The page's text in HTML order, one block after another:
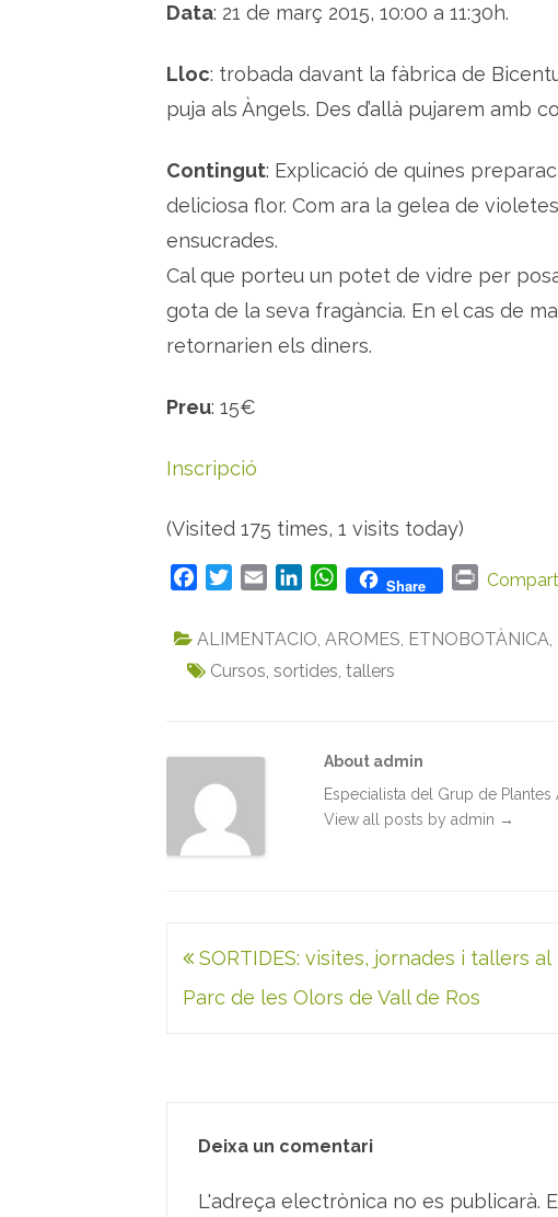
Data: 21 de març 2015, 10:00 a 11:30h.
Lloc: trobada davant la fàbrica de
puja als Àngels. Des d’allà pujarem amb
Contingut: Explicació de quines
deliciosa flor. Com ara la gelea de
ensucrades.
Cal que porteu un potet de vidre per
gota de la seva fragància. En el cas de
retornarien els diners.
Preu: 15€
Inscripció
(Visited 175 times, 1 visits today)
c
b
k
t
a
l
n
e
W
a
s
p
Share
P
i
ALIMENTACIO, AROMES, ETNOBOTÀNICA,
Cursos, sortides, tallers
About admin
Especialista del Grup de
View all posts by admin →
Navegació
d'entrades
SORTIDES: visites, jornades i tallers al
Parc de les Olors de Vall de Ros
Deixa un comentari
L'adreça electrònica no es publicarà.